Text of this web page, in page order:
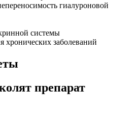
гиалуроновой
системы
хронических заболеваний
препарат